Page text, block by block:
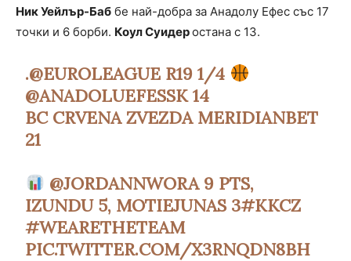
Ник Уейлър-Баб бе най-добра за Анадолу Ефес със 17
точки и 6 борби. Коул Суидеростана с 13.
.@EUROLEAGUE R19 1/4
@ANADOLUEFESSK14
BC CRVENA ZVEZDA MERIDIANBET
21
@JORDANNWORA9 PTS,
IZUNDU 5, MOTIEJUNAS 3#KKCZ
#WEARETHETEAM
PIC.TWITTER.COM/X3RNQDN8BH